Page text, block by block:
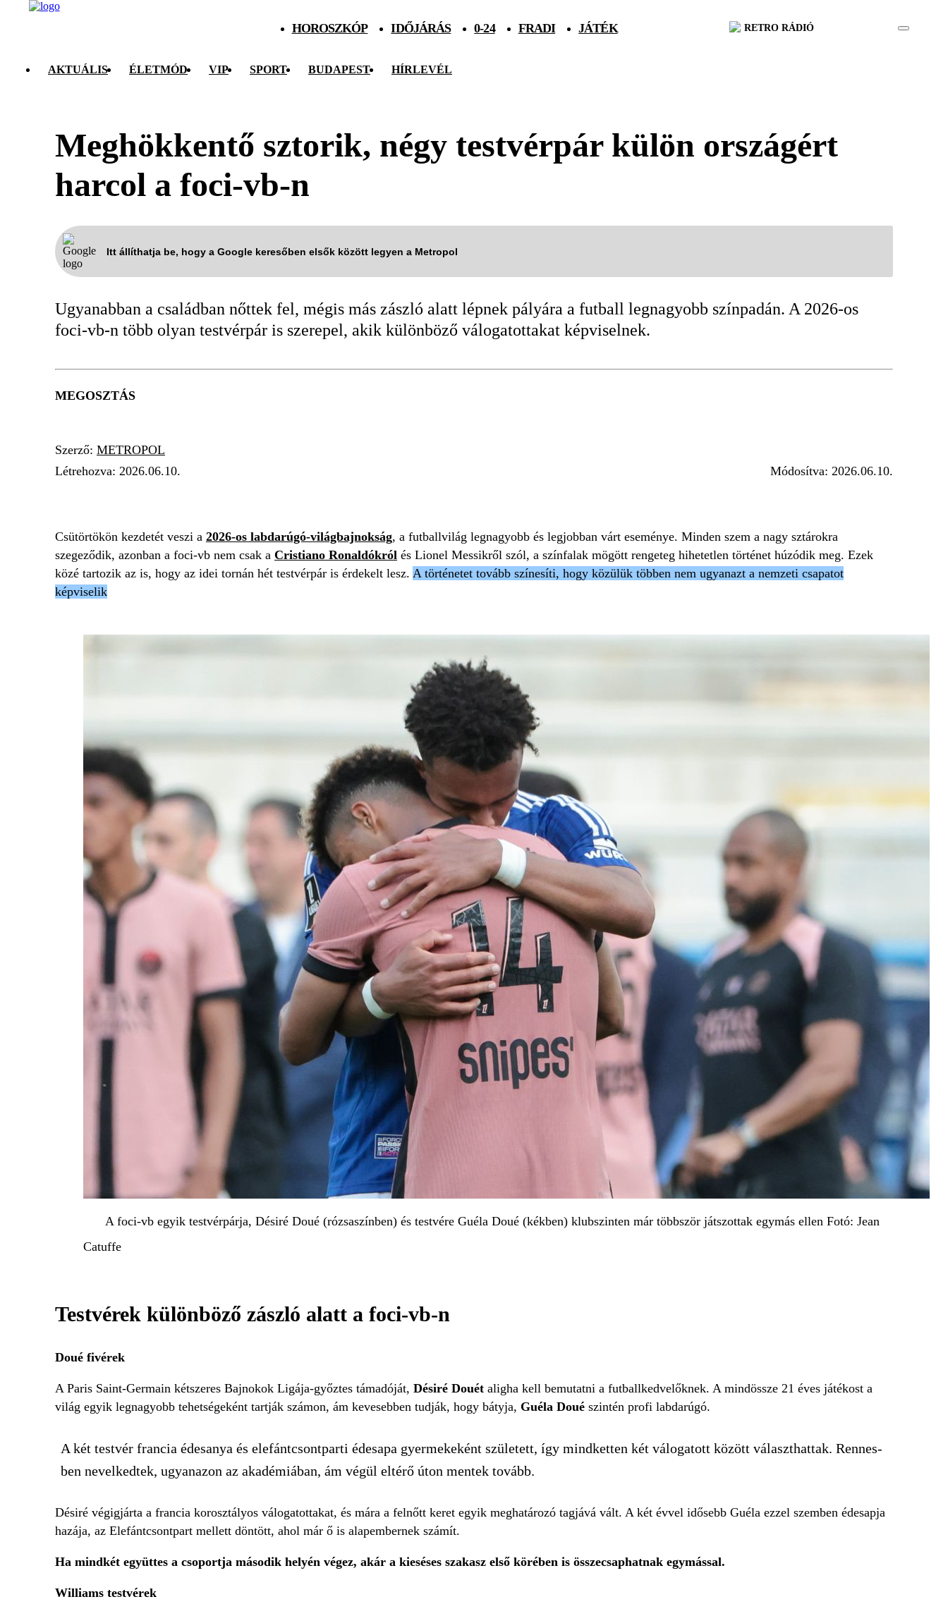
HOROSZKÓP IDŐJÁRÁS 0-24 FRADI JÁTÉK RETRO RÁDIÓ
AKTUÁLIS ÉLETMÓD VIP SPORT BUDAPEST HÍRLEVÉL
Meghökkentő sztorik, négy testvérpár külön országért
harcol a foci-vb-n
Itt állíthatja be, hogy a Google keresőben elsők között legyen a Metropol
Ugyanabban a családban nőttek fel, mégis más zászló alatt lépnek pályára a futball legnagyobb színpadán. A 2026-os
foci-vb-n több olyan testvérpár is szerepel, akik különböző válogatottakat képviselnek.
MEGOSZTÁS
Szerző: METROPOL
Létrehozva: 2026.06.10. Módosítva: 2026.06.10.
Csütörtökön kezdetét veszi a 2026-os labdarúgó-világbajnokság, a futballvilág legnagyobb és legjobban várt eseménye. Minden szem a nagy sztárokra
szegeződik, azonban a foci-vb nem csak a Cristiano Ronaldókról és Lionel Messikről szól, a színfalak mögött rengeteg hihetetlen történet húzódik meg. Ezek
közé tartozik az is, hogy az idei tornán hét testvérpár is érdekelt lesz. A történetet tovább színesíti, hogy közülük többen nem ugyanazt a nemzeti csapatot
képviselik
A foci-vb egyik testvérpárja, Désiré Doué (rózsaszínben) és testvére Guéla Doué (kékben) klubszinten már többször játszottak egymás ellen Fotó: Jean
Catuffe
Testvérek különböző zászló alatt a foci-vb-n
Doué fivérek
A Paris Saint-Germain kétszeres Bajnokok Ligája-győztes támadóját, Désiré Douét aligha kell bemutatni a futballkedvelőknek. A mindössze 21 éves játékost a
világ egyik legnagyobb tehetségeként tartják számon, ám kevesebben tudják, hogy bátyja, Guéla Doué szintén profi labdarúgó.
A két testvér francia édesanya és elefántcsontparti édesapa gyermekeként született, így mindketten két válogatott között választhattak. Rennes-
ben nevelkedtek, ugyanazon az akadémiában, ám végül eltérő úton mentek tovább.
Désiré végigjárta a francia korosztályos válogatottakat, és mára a felnőtt keret egyik meghatározó tagjává vált. A két évvel idősebb Guéla ezzel szemben édesapja
hazája, az Elefántcsontpart mellett döntött, ahol már ő is alapembernek számít.
Ha mindkét együttes a csoportja második helyén végez, akár a kieséses szakasz első körében is összecsaphatnak egymással.
Williams testvérek